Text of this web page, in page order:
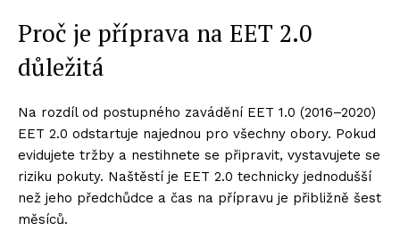
Proč je příprava na EET 2.0
důležitá
Na rozdíl od postupného zavádění EET 1.0 (2016–2020)
EET 2.0 odstartuje najednou pro všechny obory. Pokud
evidujete tržby a nestihnete se připravit, vystavujete se
riziku pokuty. Naštěstí je EET 2.0 technicky jednodušší
než jeho předchůdce a čas na přípravu je přibližně šest
měsíců.